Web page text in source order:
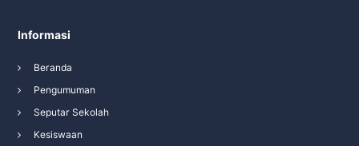
Informasi
Beranda
Pengumuman
Seputar Sekolah
Kesiswaan